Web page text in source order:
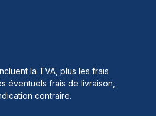
la TVA, plus les frais
éventuels frais de livraison,
contraire.